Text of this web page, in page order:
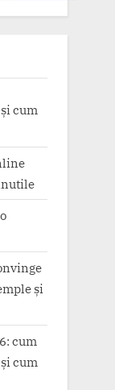
cum
și
cum
cum